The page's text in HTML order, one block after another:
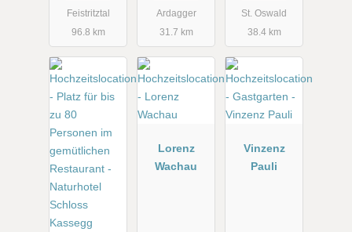
Feistritztal
96.8 km
Ardagger
31.7 km
St. Oswald
38.4 km
Lorenz
Wachau
Vinzenz
Pauli